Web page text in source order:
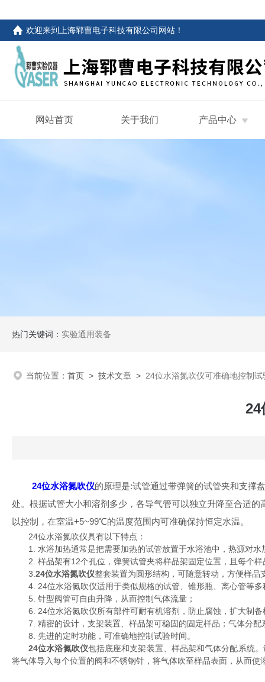
欢迎来到 上海郓曹电子科技有限公司网站 ！
网站首页 关于我们 产品中心
热门关键词： 实验通用装备
当前位置： 首页 > 技术文章 > 24位水浴氮吹仪可准确地控制试
24
24位水浴氮吹仪的原理是:试管通过带弹簧的试管夹和支撑
处。根据试管大小和溶剂多少，各导气管可以独立升降至合适
以控制，在室温+5~99℃的温度范围内可准确保持恒定水温。
24位水浴氮吹仪具有以下特点：
1. 水浴加热通常是把需要加热的试管放置于水浴池中，热源对水
2. 样品架有12个孔位，弹簧试管夹将样品架固定位置，且每个样
3. 24位水浴氮吹仪整套装置为圆形结构，可随意转动，方便样
4. 24位水浴氮吹仪适用于类似规格的试管、锥形瓶、离心管等多
5. 针型阀管可自由升降，从而控制气体流量；
6. 24位水浴氮吹仪所有部件可耐有机溶剂，防止腐蚀，扩大制备
7. 精密的设计，支架装置、样品架可稳固的固定样品；气体分配
8. 先进的定时功能，可准确地控制试验时间。
24位水浴氮吹仪包括底座和支架装置、样品架和气体分配系统
将气体导入每个位置的阀和不锈钢针，将气体吹至样品表面，从而